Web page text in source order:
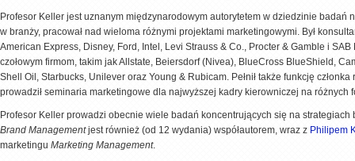
Profesor Keller jest uznanym międzynarodowym autorytetem w dziedzinie
w branży, pracował nad wieloma różnymi projektami marketingowymi. Był
American Express, Disney, Ford, Intel, Levi Strauss & Co., Procter & Gamble i
czołowym firmom, takim jak Allstate, Beiersdorf (Nivea), BlueCross BlueShield,
Shell Oil, Starbucks, Unilever oraz Young & Rubicam. Pełnił także funkcję
prowadził seminaria marketingowe dla najwyższej kadry kierowniczej na różnych
Profesor Keller prowadzi obecnie wiele badań koncentrujących się na
Brand Managementjest również (od 12 wydania) współautorem, wraz z Philipem
marketingu Marketing Management.